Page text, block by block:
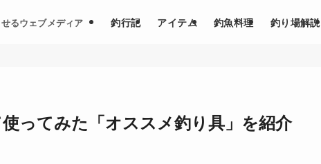
るウェブメディア 釣行記 アイテム 釣魚料理 釣り場解説
ってみた「オススメ釣り具」を紹介